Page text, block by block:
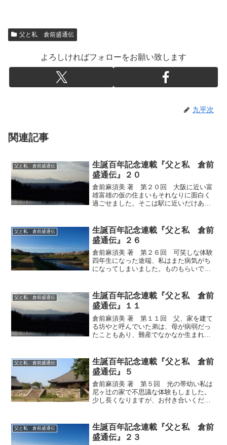
父と私 倉前盛通伝
よろしければフォローをお願い致します
九平次
関連記事
父と私 倉前盛通伝
生誕百年記念連載『父と私 倉前
盛通伝』２０
倉前麻須美 著 第２０回 大阪に近い富
雄富雄の仮の住まいもそれなりに面白く
過ごせました。そこは駅に近いだけあっ
買い物のお手伝いをするのも楽で、それ
は母も同じだったでしょ...
父と私 倉前盛通伝
生誕百年記念連載『父と私 倉前
盛通伝』２６
倉前麻須美 著 第２６回 可笑しな体験
四年生になった途端、私はまた病気がち
になってしまいました。ものもらいで眼
て、それが体のあちこちに広がり皮膚科
にも行くわで、多少大げ...
父と私 倉前盛通伝
生誕百年記念連載『父と私 倉前
盛通伝』１１
倉前麻須美 著 第１１回 父、家を建て
る坊やと呼んでいた弟は、母が病弱だっ
たこともあり、難産でなかなか生まれて
けでした。坊やにはその時の後遺症が残
り、脳性麻痺を背負って...
父と私 倉前盛通伝
生誕百年記念連載『父と私 倉前
盛通伝』５
倉前麻須美 著 第５回 光の帯幼い私は
尼ヶ辻の家で不思議な体験もしました。
少し長くなりますが、お付き合いくださ
下、座敷の壁側にさび朱色の大黒柱があ
りました。その右横に床の...
父と私 倉前盛通伝
生誕百年記念連載『父と私 倉前
盛通伝』２３